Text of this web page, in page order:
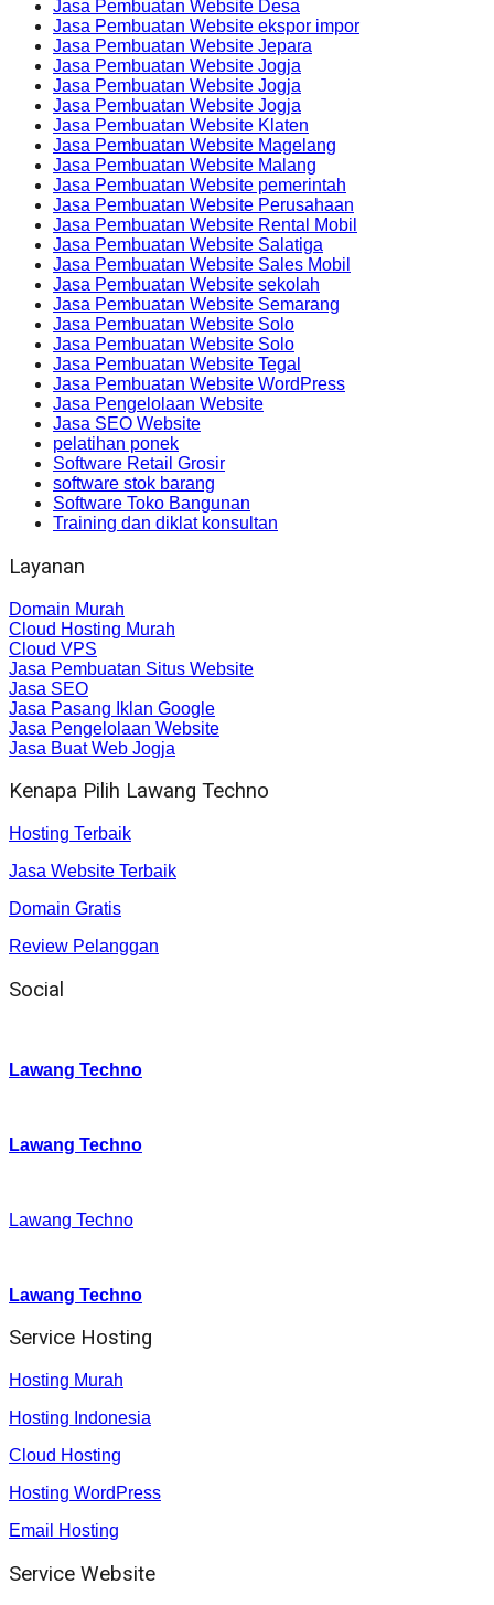
Jasa Pembuatan Website Desa
Jasa Pembuatan Website ekspor impor
Jasa Pembuatan Website Jepara
Jasa Pembuatan Website Jogja
Jasa Pembuatan Website Jogja
Jasa Pembuatan Website Jogja
Jasa Pembuatan Website Klaten
Jasa Pembuatan Website Magelang
Jasa Pembuatan Website Malang
Jasa Pembuatan Website pemerintah
Jasa Pembuatan Website Perusahaan
Jasa Pembuatan Website Rental Mobil
Jasa Pembuatan Website Salatiga
Jasa Pembuatan Website Sales Mobil
Jasa Pembuatan Website sekolah
Jasa Pembuatan Website Semarang
Jasa Pembuatan Website Solo
Jasa Pembuatan Website Solo
Jasa Pembuatan Website Tegal
Jasa Pembuatan Website WordPress
Jasa Pengelolaan Website
Jasa SEO Website
pelatihan ponek
Software Retail Grosir
software stok barang
Software Toko Bangunan
Training dan diklat konsultan
Layanan
Domain Murah
Cloud Hosting Murah
Cloud VPS
Jasa Pembuatan Situs Website
Jasa SEO
Jasa Pasang Iklan Google
Jasa Pengelolaan Website
Jasa Buat Web Jogja
Kenapa Pilih Lawang Techno
Hosting Terbaik
Jasa Website Terbaik
Domain Gratis
Review Pelanggan
Social
Lawang Techno
Lawang Techno
Lawang Techno
Lawang Techno
Service Hosting
Hosting Murah
Hosting Indonesia
Cloud Hosting
Hosting WordPress
Email Hosting
Service Website